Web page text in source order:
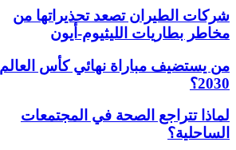
شركات الطيران تصعد تحذيراتها من
مخاطر بطاريات الليثيوم-أيون
من يستضيف مباراة نهائي كأس العالم
2030؟
لماذا تتراجع الصحة في المجتمعات
الساحلية؟